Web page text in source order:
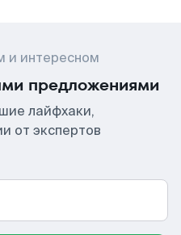
и интересном
предложениями
лайфхаки,
от экспертов